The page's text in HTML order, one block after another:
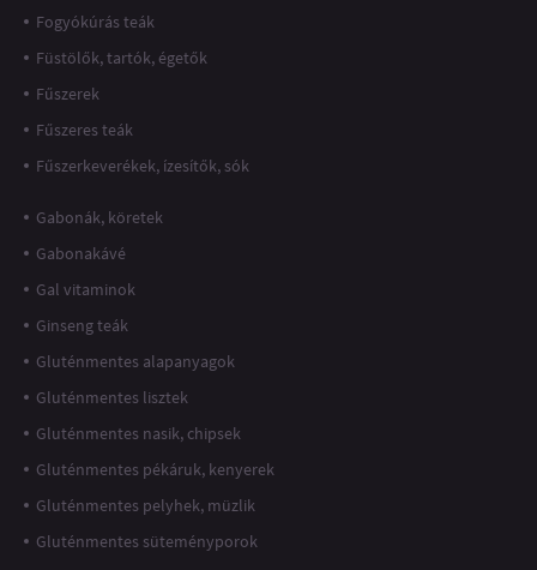
Fogyókúrás teák
Füstölők, tartók, égetők
Fűszerek
Fűszeres teák
Fűszerkeverékek, ízesítők, sók
Gabonák, köretek
Gabonakávé
Gal vitaminok
Ginseng teák
Gluténmentes alapanyagok
Gluténmentes lisztek
Gluténmentes nasik, chipsek
Gluténmentes pékáruk, kenyerek
Gluténmentes pelyhek, müzlik
Gluténmentes süteményporok